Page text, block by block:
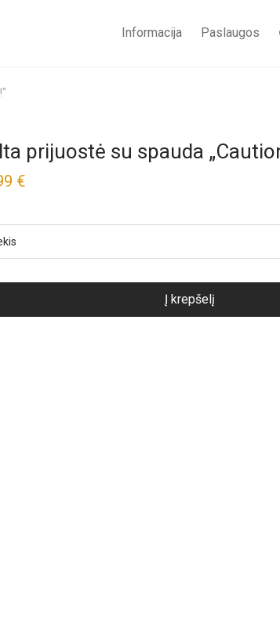
Informacija Paslaugos
prijuostė su spauda
€
Į krepšelį